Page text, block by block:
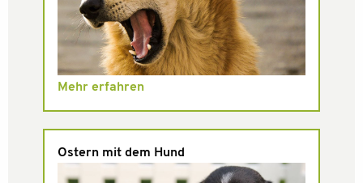
Mehr erfahren
Ostern mit dem Hund